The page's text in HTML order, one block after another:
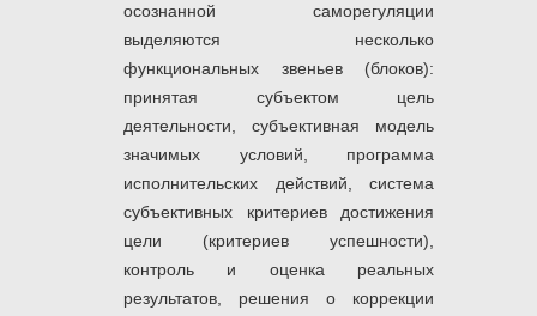
осознанной саморегуляции
выделяются несколько
функциональных звеньев (блоков):
принятая субъектом цель
деятельности, субъективная модель
значимых условий, программа
исполнительских действий, система
субъективных критериев достижения
цели (критериев успешности),
контроль и оценка реальных
результатов, решения о коррекции